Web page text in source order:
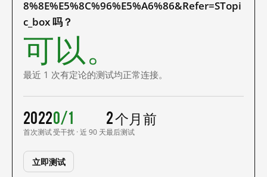
8%8E%E5%8C%96%E5%A6%86&Refer=STopi
c_box 吗？
可以。
最近 1 次有定论的测试均正常连接。
2022
首次测试
0/1
受干扰 · 近 90 天
2 个月前
最后测试
立即测试